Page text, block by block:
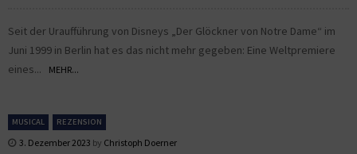
Seit der Uraufführung von Disneys „Der Glöckner von Notre Dame“ im
Juni 1999 in Berlin hat es das nicht mehr gegeben: Eine Weltpremiere
eines...
MEHR...
MUSICAL REZENSION
3. Dezember 2023 by Christoph Doerner